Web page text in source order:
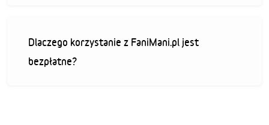
Dlaczego korzystanie z FaniMani.pl jest
bezpłatne?